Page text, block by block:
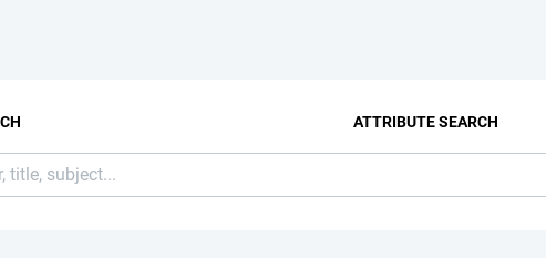
ATTRIBUTE SEARCH